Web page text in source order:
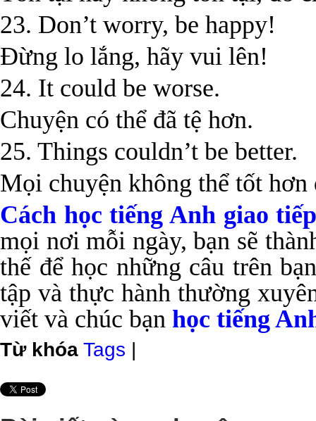
23. Don’t worry, be happy!
Đừng lo lắng, hãy vui lên!
24. It could be worse.
Chuyện có thể đã tệ hơn.
25. Things couldn’t be better.
Mọi chuyện không thể tốt hơn
Cách học tiếng Anh giao
mọi nơi mỗi ngày, bạn sẽ
thế để học những câu trên
tập và thực hành thường
viết và chúc bạn học tiếng
Từ khóa Tags |